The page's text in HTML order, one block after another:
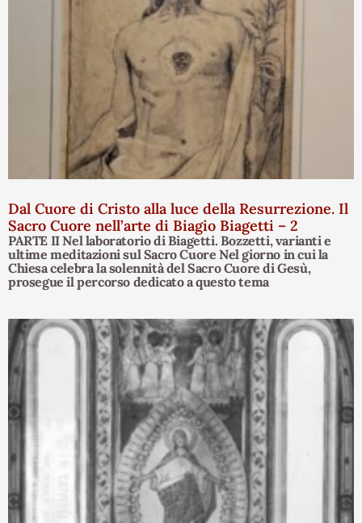
Dal Cuore di Cristo alla luce della Resurrezione. Il
Sacro Cuore nell’arte di Biagio Biagetti – 2
PARTE II Nel laboratorio di Biagetti. Bozzetti, varianti e
ultime meditazioni sul Sacro Cuore Nel giorno in cui la
Chiesa celebra la solennità del Sacro Cuore di Gesù,
prosegue il percorso dedicato a questo tema